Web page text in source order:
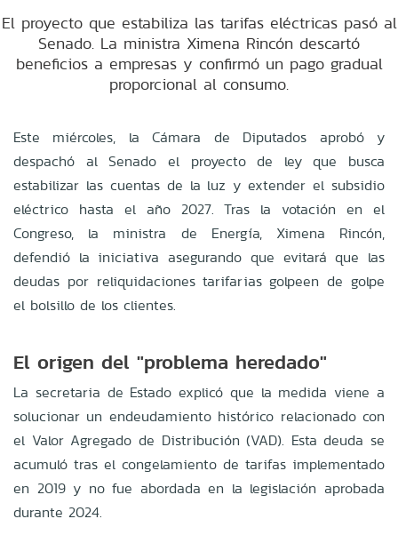
El proyecto que estabiliza las tarifas eléctricas pasó al
Senado. La ministra Ximena Rincón descartó
beneficios a empresas y confirmó un pago gradual
proporcional al consumo.
Este miércoles, la Cámara de Diputados aprobó y
despachó al Senado el proyecto de ley que busca
estabilizar las cuentas de la luz y extender el subsidio
eléctrico hasta el año 2027. Tras la votación en el
Congreso, la ministra de Energía, Ximena Rincón,
defendió la iniciativa asegurando que evitará que las
deudas por reliquidaciones tarifarias golpeen de golpe
el bolsillo de los clientes.
El origen del "problema heredado"
La secretaria de Estado explicó que la medida viene a
solucionar un endeudamiento histórico relacionado con
el Valor Agregado de Distribución (VAD). Esta deuda se
acumuló tras el congelamiento de tarifas implementado
en 2019 y no fue abordada en la legislación aprobada
durante 2024.